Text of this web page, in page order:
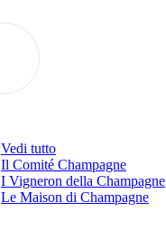
Vedi tutto
Il Comité Champagne
I Vigneron della Champagne
Le Maison di Champagne